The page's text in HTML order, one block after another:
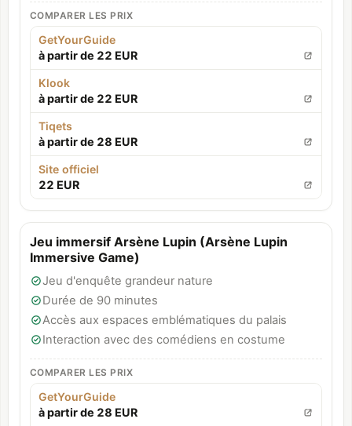
COMPARER LES PRIX
GetYourGuide
à partir de 22 EUR
Klook
à partir de 22 EUR
Tiqets
à partir de 28 EUR
Site officiel
22 EUR
Jeu immersif Arsène Lupin (Arsène Lupin
Immersive Game)
Jeu d'enquête grandeur nature
Durée de 90 minutes
Accès aux espaces emblématiques du palais
Interaction avec des comédiens en costume
COMPARER LES PRIX
GetYourGuide
à partir de 28 EUR